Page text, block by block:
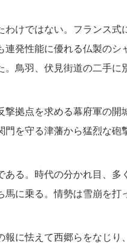
けではない。 フランス式
連発性能に優れる仏製のシ
鳥羽、 伏見街道の二手に
撃拠点を求める幕府軍の開
門を守る津藩から猛烈な砲
る。時代の分かれ目、 多
馬に乗る。情勢は雪崩を打
に怯えて西郷らをなじり、